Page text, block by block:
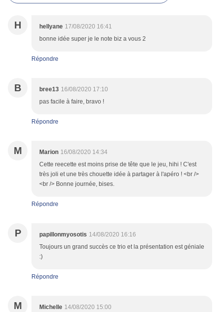
H hellyane 17/08/2020 16:41
bonne idée super je le note biz a vous 2
Répondre
B bree13 16/08/2020 17:10
pas facile à faire, bravo !
Répondre
M Marion 16/08/2020 14:34
Cette reecette est moins prise de tête que le jeu, hihi ! C'est
très joli et une très chouette idée à partager à l'apéro ! <br />
<br /> Bonne journée, bises.
Répondre
P papillonmyosotis 14/08/2020 16:16
Toujours un grand succès ce trio et la présentation est géniale
:)
Répondre
M Michelle 14/08/2020 15:00